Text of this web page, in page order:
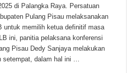
di Palangka Raya. Persatuan
Pulang Pisau melaksanakan
untuk memilih ketua definitif masa
ini, panitia pelaksana konferensi
Pisau Dedy Sanjaya melakukan
setempat, dalam hal ini …